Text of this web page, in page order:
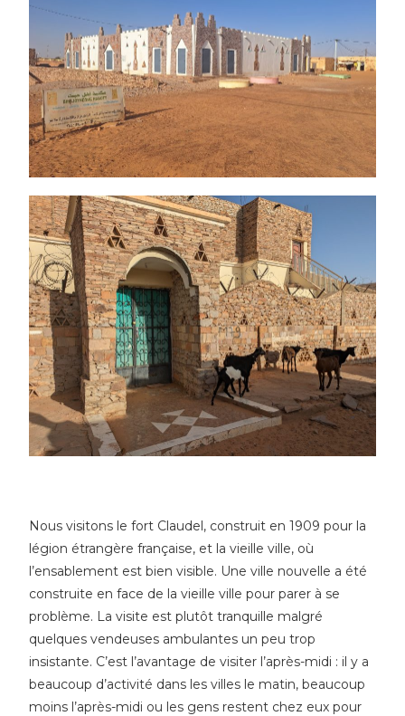
Nous visitons le fort Claudel, construit en 1909 pour la
légion étrangère française, et la vieille ville, où
l’ensablement est bien visible. Une ville nouvelle a été
construite en face de la vieille ville pour parer à se
problème. La visite est plutôt tranquille malgré
quelques vendeuses ambulantes un peu trop
insistante. C’est l’avantage de visiter l’après-midi : il y a
beaucoup d’activité dans les villes le matin, beaucoup
moins l’après-midi ou les gens restent chez eux pour